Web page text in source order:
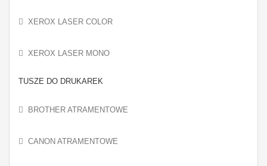
XEROX LASER COLOR
XEROX LASER MONO
TUSZE DO DRUKAREK
BROTHER ATRAMENTOWE
CANON ATRAMENTOWE